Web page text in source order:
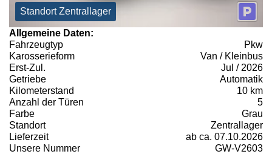
Standort Zentrallager
Allgemeine Daten:
Fahrzeugtyp
Pkw
Karosserieform
Van / Kleinbus
Erst-Zul.
Jul / 2026
Getriebe
Automatik
Kilometerstand
10 km
Anzahl der Türen
5
Farbe
Grau
Standort
Zentrallager
Lieferzeit
ab ca. 07.10.2026
Unsere Nummer
GW-V2603